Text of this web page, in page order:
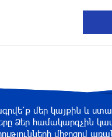
Սալահը կարիերան
Մեքենաներից
հանցավոր խումբը
մեր կայքին և
Ձեր համակարգչին
միջոցով